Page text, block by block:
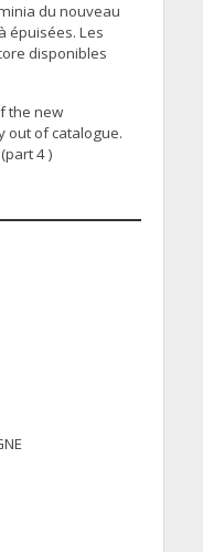
du nouveau
épuisées. Les
disponibles
the new
out of catalogue.
4 )